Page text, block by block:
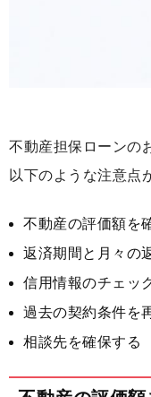
不動産担保ローンの
以下のような注意点
不動産の評価額を
返済期間と月々の
信用情報のチェッ
過去の契約条件を
相談先を確保する